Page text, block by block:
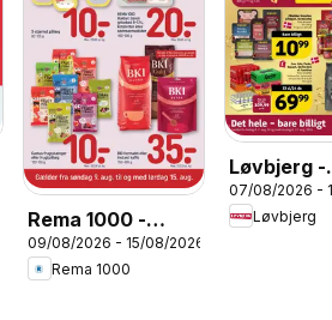
Rema 1000 -
Tilbudsavis uge
33
09/08/2026 - 15/08/2026
Rema 1000
Løvbjerg -
33
07/08/2026 -
Løvbjerg